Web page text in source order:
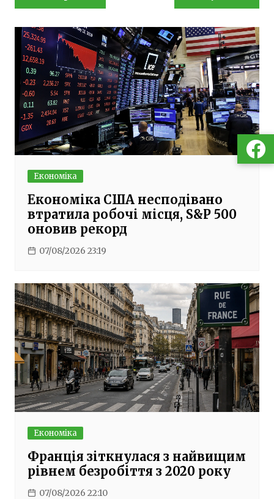
записів
Економіка
Економіка США несподівано
втратила робочі місця, S&P 500
оновив рекорд
07/08/2026 23:19
Економіка
Франція зіткнулася з найвищим
рівнем безробіття з 2020 року
07/08/2026 22:10